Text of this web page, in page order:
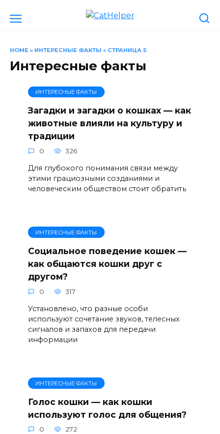
HOME » ИНТЕРЕСНЫЕ ФАКТЫ » СТРАНИЦА 5
Интересные факты
ИНТЕРЕСНЫЕ ФАКТЫ
Загадки и загадки о кошках — как
животные влияли на культуру и
традиции
0 326
Для глубокого понимания связи между
этими грациозными созданиями и
человеческим обществом стоит обратить
ИНТЕРЕСНЫЕ ФАКТЫ
Социальное поведение кошек —
как общаются кошки друг с
другом?
0 317
Установлено, что разные особи
используют сочетание звуков, телесных
сигналов и запахов для передачи
информации
ИНТЕРЕСНЫЕ ФАКТЫ
Голос кошки — как кошки
используют голос для общения?
0 272